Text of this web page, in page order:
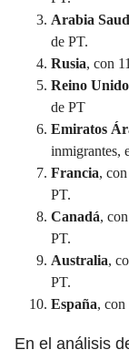
Arabia
de PT.
Rusia, con
Reino Unido
de PT
Emiratos
inmigrantes,
Francia,
PT.
Canadá,
PT.
Australia,
PT.
España, con
En el análisis